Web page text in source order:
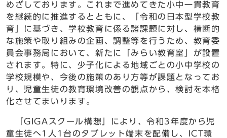
めざしております。これまで進めてきた小中一貫教育
を継続的に推進するとともに、「令和の日本型学校教
育」に基づき、学校教育に係る諸課題に対し、横断的
な施策や取り組みの企画、調整等を行うため、教育委
員会事務局において、新たに「みらい教育室」が設置
されます。特に、少子化による地域ごとの小中学校の
学校規模や、今後の施策のあり方等が課題となってお
り、児童生徒の教育環境改善の観点から、検討を本格
化させてまいります。
「GIGAスクール構想」により、令和3年度から児
童生徒へ1人1台のタブレット端末を配備し、ICT環